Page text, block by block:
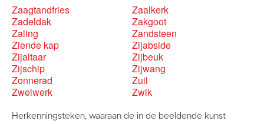
Zaagtandfries
Zaalkerk
Zadeldak
Zakgoot
Zaling
Zandsteen
Ziende kap
Zijabside
Zijaltaar
Zijbeuk
Zijschip
Zijwang
Zonnerad
Zuil
Zwelwerk
Zwik
Herkenningsteken, waaraan de in de beeldende kunst